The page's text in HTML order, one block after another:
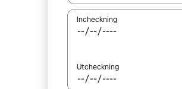
Incheckning
Utcheckning